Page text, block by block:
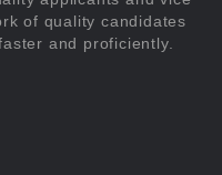
of quality candidates
and proficiently.